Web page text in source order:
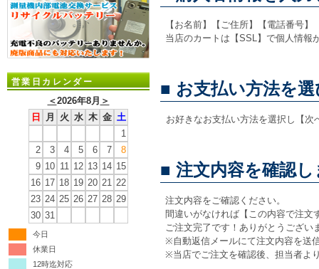
営業日カレンダー
＜2026年8月 ＞
日
月 火 水 木 金 土
1
2
3 4 5 6 7
8
9 10 11 12 13 14 15
16 17 18 19 20 21 22
23 24 25 26 27 28 29
30 31
今日
休業日
12時迄対応
【お名前】【ご住所】【電話番号
当店のカートは【SSL】で個人情報
■ お支払い方法を
お好きなお支払い方法を選択し【
■ 注文内容を確認
注文内容をご確認ください。
間違いがなければ【この内容で注文
ご注文完了です！ありがとうござい
※自動返信メールにて注文内容を送
※当店でご注文を確認後、担当者よ